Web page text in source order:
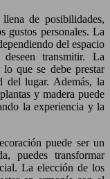
de posibilidades,
gustos personales. La
del espacio
transmitir. La
que se debe prestar
del lugar. Además, la
y madera puede
la experiencia y la
puede ser un
puedes transformar
La elección de los